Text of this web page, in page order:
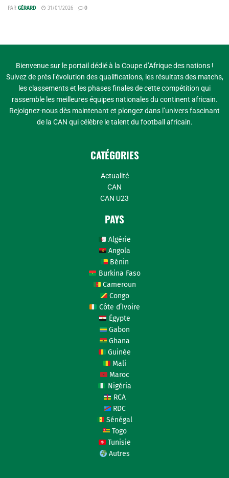
PAR GÉRARD 31/01/2026 0
Bienvenue sur le portail dédié à la Coupe d’Afrique des nations !
Suivez de près l’évolution des qualifications, les résultats des matchs,
les classements et les phases finales de cette compétition qui
rassemble les meilleures équipes nationales du continent africain.
Rejoignez-nous dès maintenant et plongez dans l’univers fascinant
de la CAN qui célèbre le talent du football africain.
CATÉGORIES
Actualité
CAN
CAN U23
PAYS
Algérie
Angola
Bénin
Burkina Faso
Cameroun
Congo
Côte d’Ivoire
Égypte
Gabon
Ghana
Guinée
Mali
Maroc
Nigéria
RCA
RDC
Sénégal
Togo
Tunisie
Autres